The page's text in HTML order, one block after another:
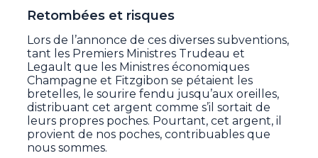
Retombées et risques
Lors de l’annonce de ces diverses subventions,
tant les Premiers Ministres Trudeau et
Legault que les Ministres économiques
Champagne et Fitzgibon se pétaient les
bretelles, le sourire fendu jusqu’aux oreilles,
distribuant cet argent comme s’il sortait de
leurs propres poches. Pourtant, cet argent, il
provient de nos poches, contribuables que
nous sommes.